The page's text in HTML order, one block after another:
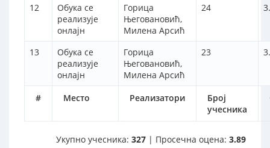
# Место Реализатори
Број
учесника
12
Обука се
реализује
онлајн
Горица
Његовановић,
Милена Арсић
24
13
Обука се
реализује
онлајн
Горица
Његовановић,
Милена Арсић
23
Укупно учесника: 327 | Просечна оцена: 3.89